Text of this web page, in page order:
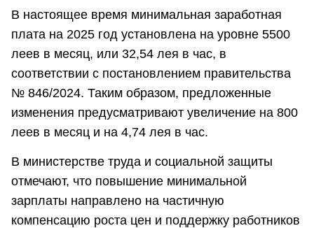
В настоящее время минимальная заработная
плата на 2025 год установлена на уровне 5500
леев в месяц, или 32,54 лея в час, в
соответствии с постановлением правительства
№ 846/2024. Таким образом, предложенные
изменения предусматривают увеличение на 800
леев в месяц и на 4,74 лея в час.
В министерстве труда и социальной защиты
отмечают, что повышение минимальной
зарплаты направлено на частичную
компенсацию роста цен и поддержку работников